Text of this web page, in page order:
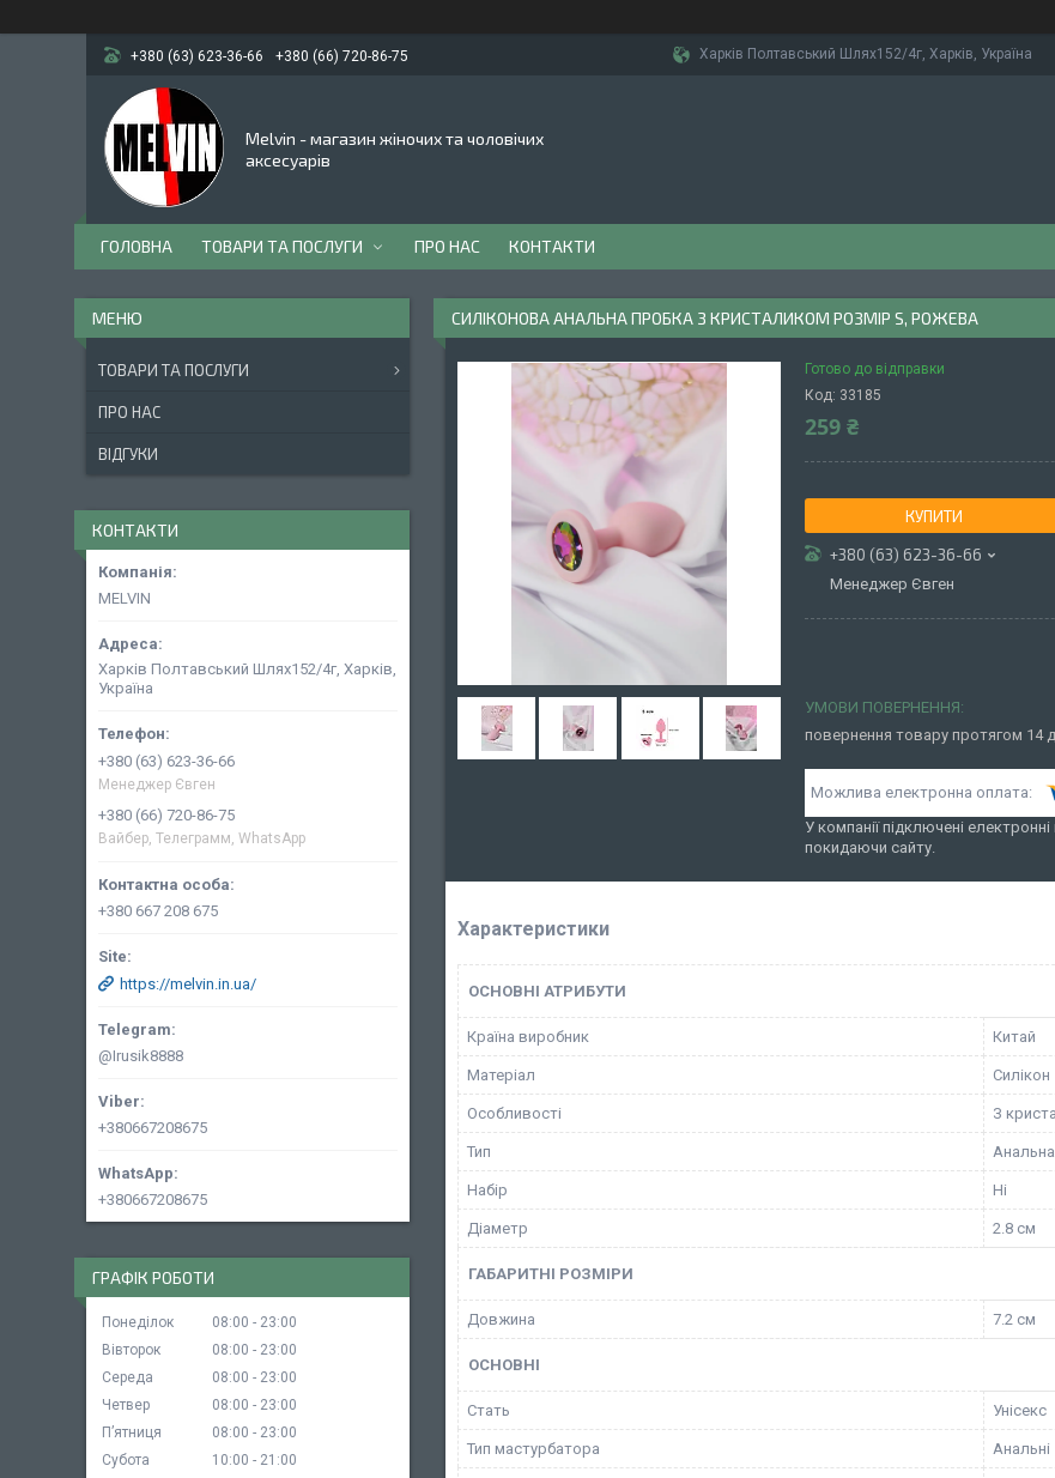
+380 (63) 623-36-66 +380 (66) 720-86-75 Харків Полтавський Шлях152/4г, Харків, Україна
Melvin - магазин жіночих та чоловічих
аксесуарів
ГОЛОВНА ТОВАРИ ТА ПОСЛУГИ ПРО НАС КОНТАКТИ
СИЛІКОНОВА АНАЛЬНА ПРОБКА З КРИСТАЛИКОМ РОЗМІР S, РОЖЕВА
Готово до відправки
Код: 33185
259 ₴
КУПИТИ
+380 (63) 623-36-66
Менеджер Євген
повернення товару протягом 14
У компанії підключені
покидаючи сайту.
Характеристики
ОСНОВНІ АТРИБУТИ
Країна виробник Китай
Матеріал Силікон
Особливості З
Тип
Набір Ні
Діаметр 2.8 см
ГАБАРИТНІ РОЗМІРИ
Довжина 7.2 см
ОСНОВНІ
Стать Унісекс
Тип мастурбатора Анальні
ТОВАРИ ТА ПОСЛУГИ
ПРО НАС
ВІДГУКИ
КОНТАКТИ
MELVIN
Харків Полтавський Шлях152/4г, Харків,
Україна
+380 (63) 623-36-66
Менеджер Євген
+380 (66) 720-86-75
Вайбер, Телеграмм, WhatsApp
+380 667 208 675
https://melvin.in.ua/
@Irusik8888
+380667208675
+380667208675
ГРАФІК РОБОТИ
Понеділок 08:00
23:00
Вівторок
08:00
23:00
Середа
08:00
23:00
Четвер
08:00
23:00
Пʼятниця
08:00
23:00
Субота
10:00
21:00